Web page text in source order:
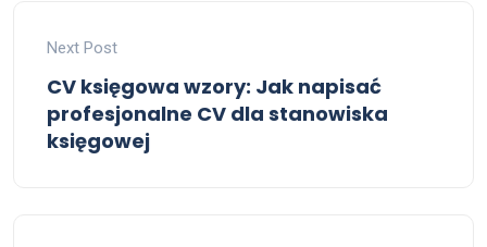
Next Post
CV księgowa wzory: Jak napisać
profesjonalne CV dla stanowiska
księgowej